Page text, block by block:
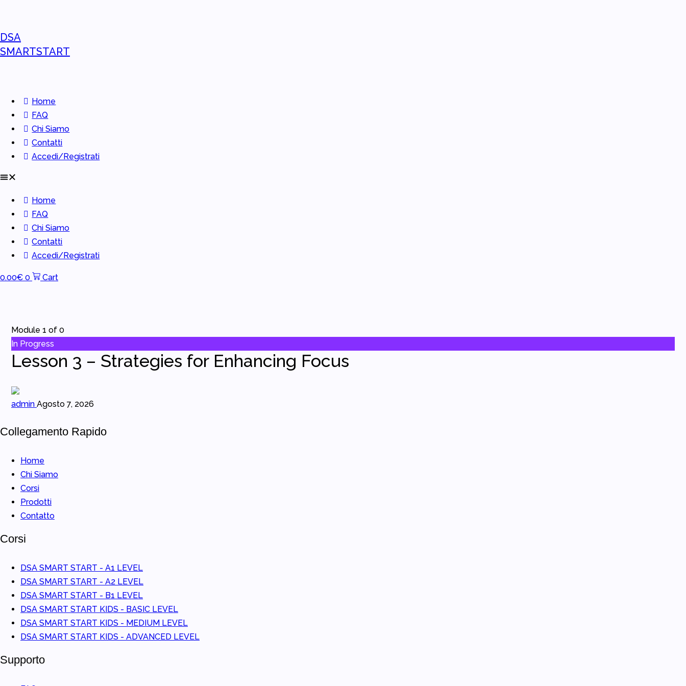
DSA
SMARTSTART
Home
FAQ
Chi Siamo
Contatti
Accedi/Registrati
Home
FAQ
Chi Siamo
Contatti
Accedi/Registrati
0.00€ 0 Cart
Module 1 of 0
In Progress
Lesson 3 – Strategies for Enhancing Focus
admin Agosto 7, 2026
Collegamento Rapido
Home
Chi Siamo
Corsi
Prodotti
Contatto
Corsi
DSA SMART START - A1 LEVEL
DSA SMART START - A2 LEVEL
DSA SMART START - B1 LEVEL
DSA SMART START KIDS - BASIC LEVEL
DSA SMART START KIDS - MEDIUM LEVEL
DSA SMART START KIDS - ADVANCED LEVEL
Supporto